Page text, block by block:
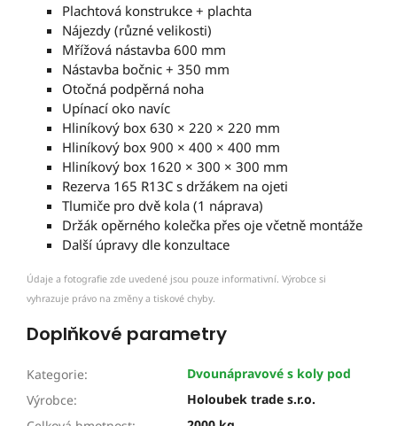
Plachtová konstrukce + plachta
Nájezdy (různé velikosti)
Mřížová nástavba 600 mm
Nástavba bočnic + 350 mm
Otočná podpěrná noha
Upínací oko navíc
Hliníkový box 630 × 220 × 220 mm
Hliníkový box 900 × 400 × 400 mm
Hliníkový box 1620 × 300 × 300 mm
Rezerva 165 R13C s držákem na ojeti
Tlumiče pro dvě kola (1 náprava)
Držák opěrného kolečka přes oje včetně montáže
Další úpravy dle konzultace
Údaje a fotografie zde uvedené jsou pouze informativní. Výrobce si
vyhrazuje právo na změny a tiskové chyby.
Doplňkové parametry
Kategorie:
Dvounápravové s koly pod
Výrobce:
Holoubek trade s.r.o.